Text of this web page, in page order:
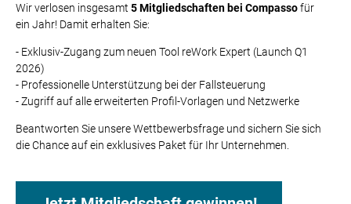
Wir verlosen insgesamt 5 Mitgliedschaften bei Compassofür
ein Jahr! Damit erhalten Sie:
- Exklusiv-Zugang zum neuen Tool reWork Expert (Launch Q1
2026)
- Professionelle Unterstützung bei der Fallsteuerung
- Zugriff auf alle erweiterten Profil-Vorlagen und Netzwerke
Beantworten Sie unsere Wettbewerbsfrage und sichern Sie sich
die Chance auf ein exklusives Paket für Ihr Unternehmen.